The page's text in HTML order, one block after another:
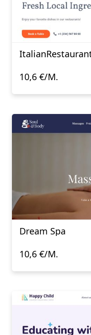
10,6 €/M.
Dream Spa
10,6 €/M.